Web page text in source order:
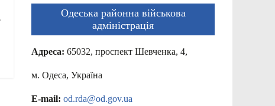
Одеська районна військова
адміністрація
Адреса: 65032, проспект Шевченка, 4,
м. Одеса, Україна
E-mail: od.rda@od.gov.ua